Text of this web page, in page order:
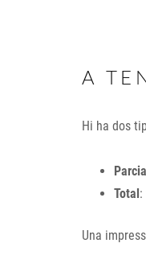
A
Hi ha dos
Total
Una